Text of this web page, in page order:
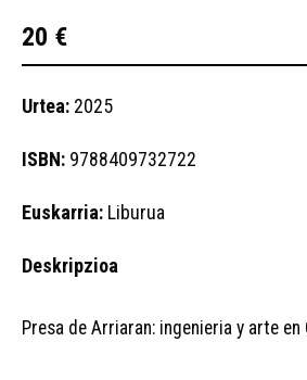
20 €
Urtea: 2025
ISBN: 9788409732722
Euskarria: Liburua
Deskripzioa
Presa de Arriaran: ingenieria y arte en